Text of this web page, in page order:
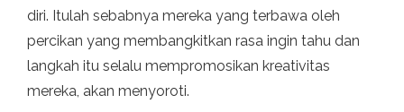
diri. Itulah sebabnya mereka yang terbawa oleh
percikan yang membangkitkan rasa ingin tahu dan
langkah itu selalu mempromosikan kreativitas
mereka, akan menyoroti.